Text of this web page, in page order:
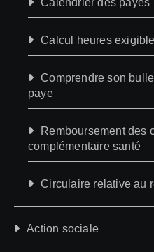
Calendrier des payes
Calcul heures
Comprendre son
paye
Remboursement des
complémentaire santé
Circulaire relative au
Action sociale